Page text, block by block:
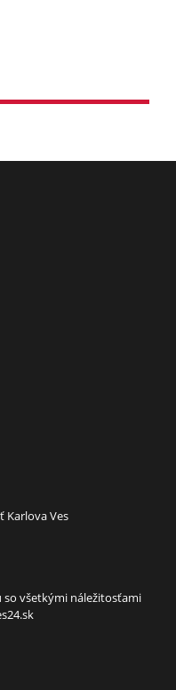
Karlova Ves
všetkými náležitosťami